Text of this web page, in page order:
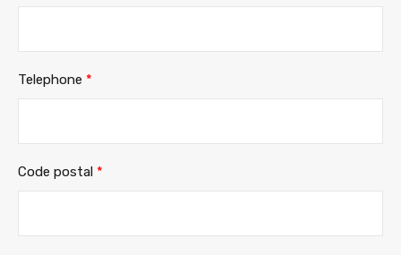
Telephone *
Code postal *